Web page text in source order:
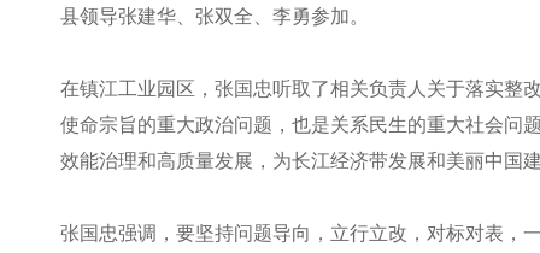
县领导张建华、张双全、李勇参加。
在镇江工业园区，张国忠听取了相关负责人关于落实整
使命宗旨的重大政治问题，也是关系民生的重大社会问
效能治理和高质量发展，为长江经济带发展和美丽中国
张国忠强调，要坚持问题导向，立行立改，对标对表，